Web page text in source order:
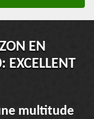
EN
EXCELLENT
multitude